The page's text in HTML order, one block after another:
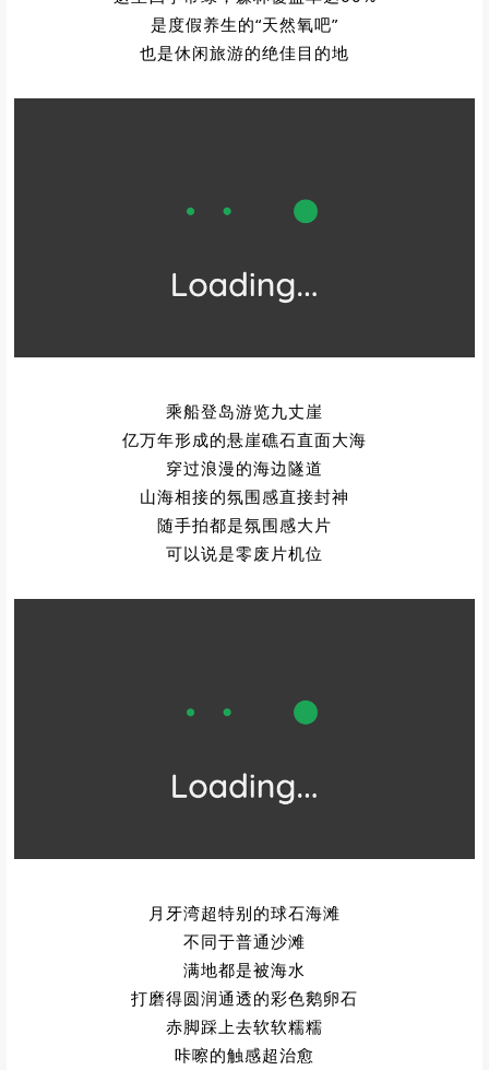
是度假养生的“天然氧吧”
也是休闲旅游的绝佳目的地
乘船登岛游览九丈崖
亿万年形成的悬崖礁石直面大海
穿过浪漫的海边隧道
山海相接的氛围感直接封神
随手拍都是氛围感大片
可以说是零废片机位
月牙湾超特别的球石海滩
不同于普通沙滩
满地都是被海水
打磨得圆润通透的彩色鹅卵石
赤脚踩上去软软糯糯
咔嚓的触感超治愈